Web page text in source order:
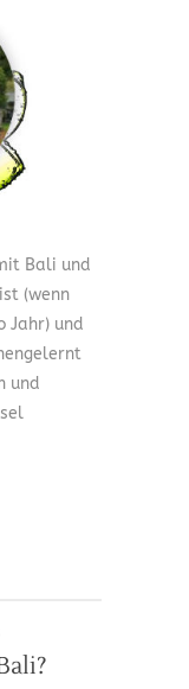
Bali und
(wenn
Jahr) und
und